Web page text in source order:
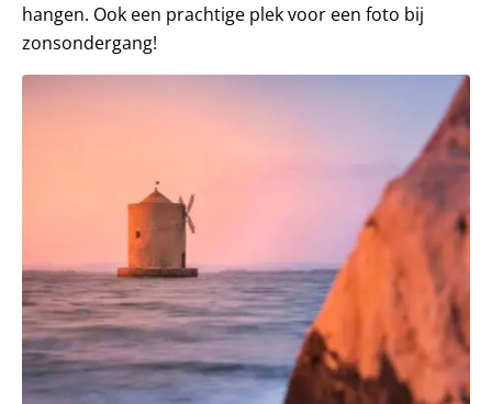
hangen. Ook een prachtige plek voor een foto bij
zonsondergang!